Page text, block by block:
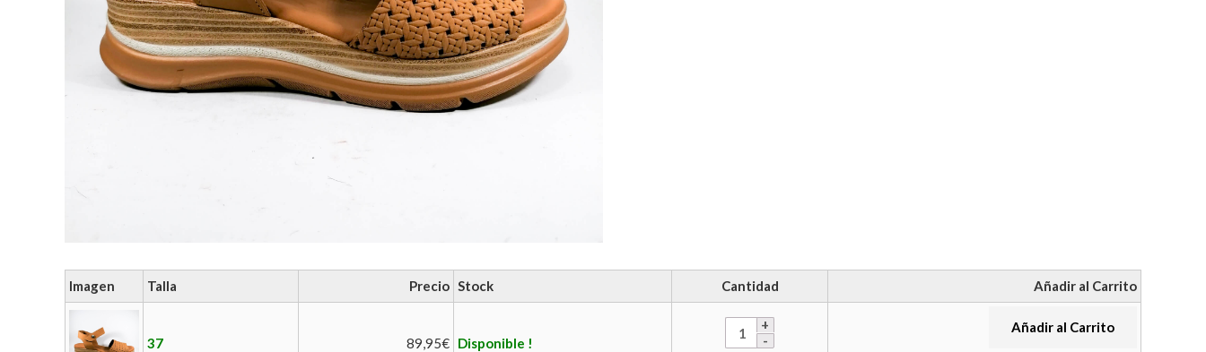
Imagen Talla Precio Stock Cantidad Añadir al Carrito
37 89,95€ Disponible !
Añadir al Carrito